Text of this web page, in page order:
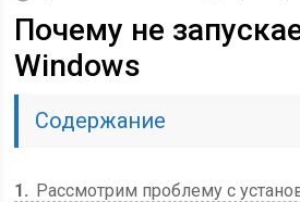
Почему не
Windows
Содержание
1
Рассмотрим проблему с